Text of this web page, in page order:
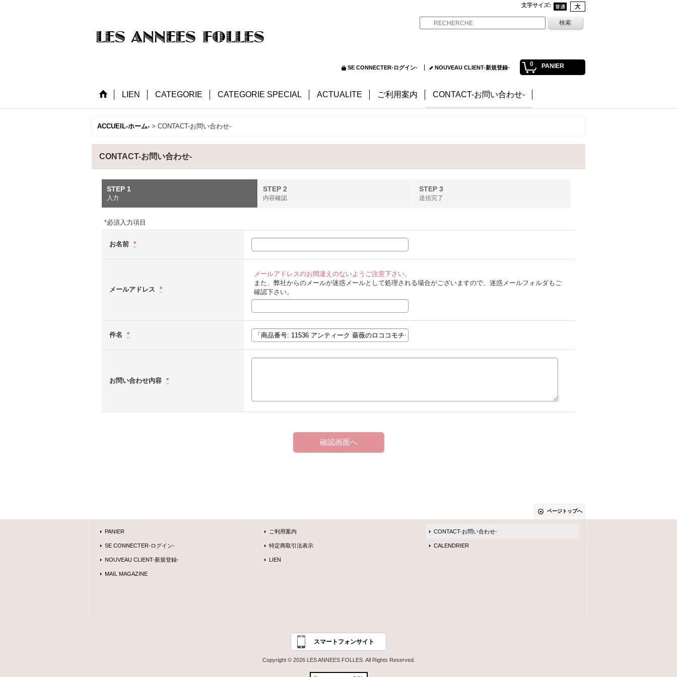
文字サイズ:
0 PANIER
SE CONNECTER-ログイン- NOUVEAU CLIENT-新規登録-
LIEN CATEGORIE CATEGORIE SPECIAL ACTUALITE ご利用案内 CONTACT-お問い合わせ-
ACCUEIL-ホーム- > CONTACT-お問い合わせ-
CONTACT-お問い合わせ-
STEP 1
入力
STEP 2
内容確認
STEP 3
送信完了
*必須入力項目
お名前 *
メールアドレス *
メールアドレスのお間違えのないようご注意下さい。
また、弊社からのメールが迷惑メールとして処理される場合がございますので、迷惑メールフォルダもご
確認下さい。
件名 *
お問い合わせ内容 *
ページトップへ
PANIER
SE CONNECTER-ログイン-
NOUVEAU CLIENT-新規登録-
MAIL MAGAZINE
ご利用案内
特定商取引法表示
LIEN
CONTACT-お問い合わせ-
CALENDRIER
スマートフォンサイト
Copyright © 2026 LES ANNEES FOLLES. All Rights Reserved.